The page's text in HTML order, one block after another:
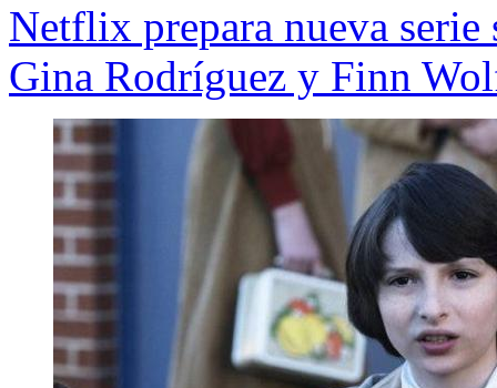
Netflix prepara nueva
Gina Rodríguez y Finn